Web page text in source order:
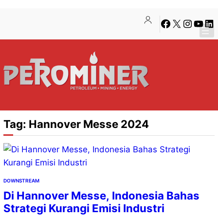
konten
content
Facebook
X Instagram
Tag: Hannover Messe 2024
DOWNSTREAM
Di Hannover Messe, Indonesia Bahas
Strategi Kurangi Emisi Industri